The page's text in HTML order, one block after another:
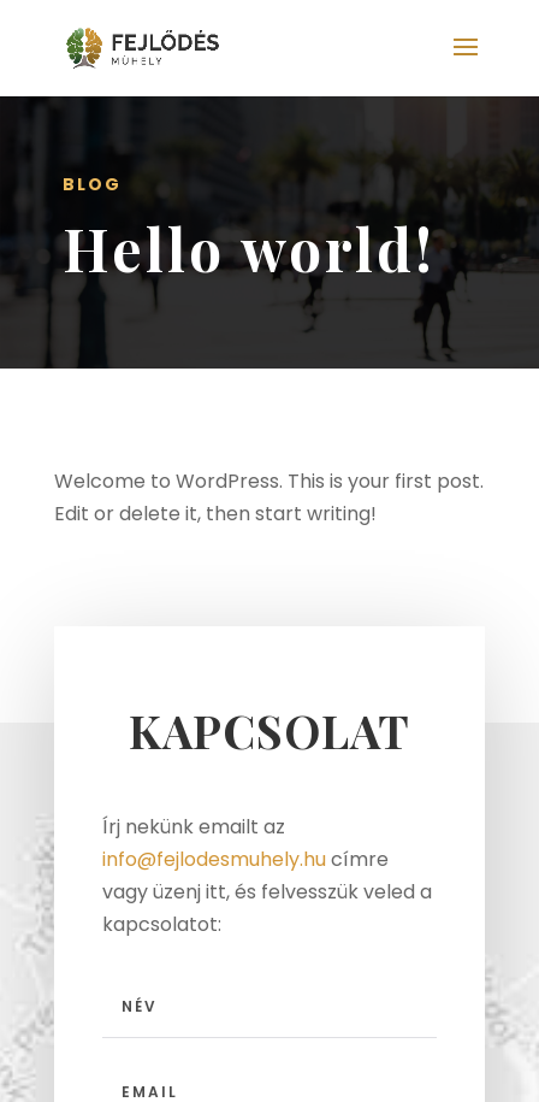
BLOG
Hello world!
Welcome to WordPress. This is your first post.
Edit or delete it, then start writing!
KAPCSOLAT
Írj nekünk emailt az
info@fejlodesmuhely.hucímre
vagy üzenj itt, és felvesszük veled a
kapcsolatot: